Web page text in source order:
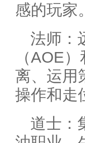
感的玩家
法师：
（AOE
离、运用
操作和走
道士：